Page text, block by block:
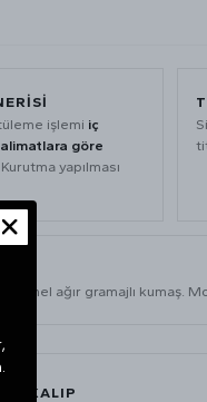
işlemi iç
göre
Kurutma yapılması
ağır gramajlı kumaş.
& KALIP